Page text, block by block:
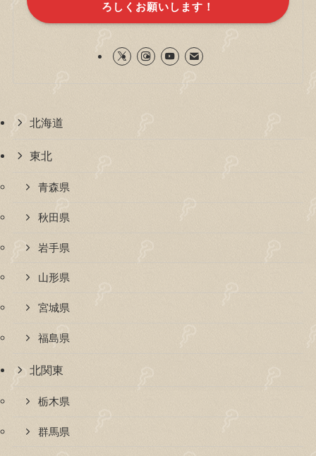
ろしくお願いします！
北海道
東北
青森県
秋田県
岩手県
山形県
宮城県
福島県
北関東
栃木県
群馬県